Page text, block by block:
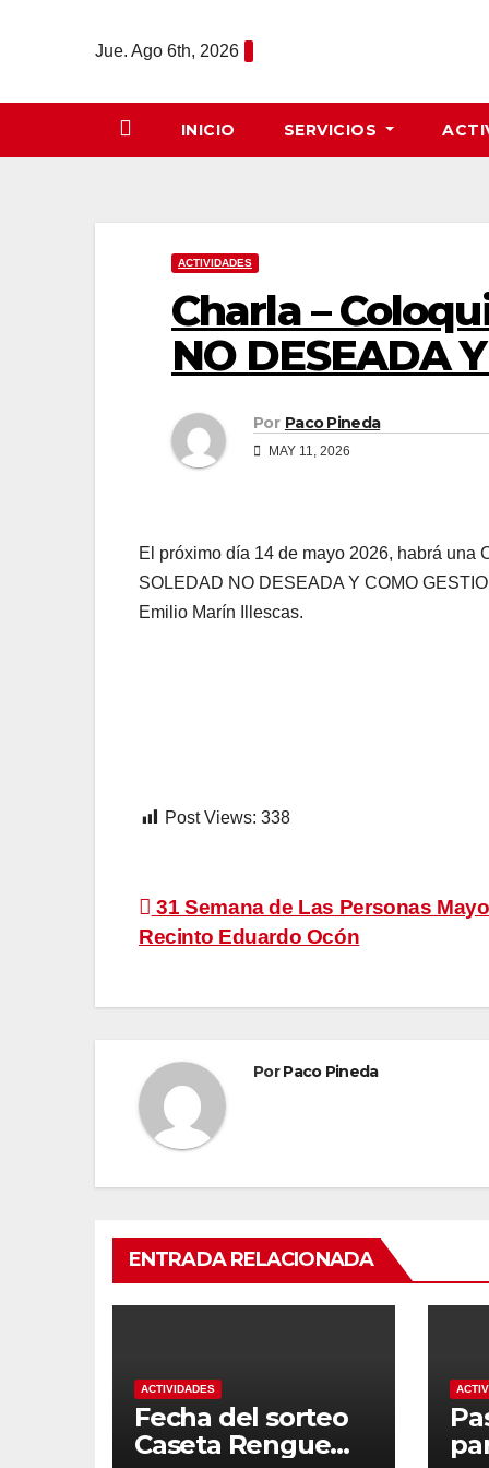
Jue. Ago 6th, 2026
INICIO SERVICIOS
ACTIVIDADES
Charla –
NO DESEADA
Por Paco Pineda
MAY 11, 2026
El próximo día 14 de mayo 2026, habrá una
SOLEDAD NO DESEADA Y COMO
Emilio Marín Illescas.
Post Views: 338
Navegación
de
entradas
31 Semana de Las Personas
Recinto Eduardo Ocón
PorPaco Pineda
ENTRADA RELACIONADA
ACTIVIDADES
Fecha del sorteo
Caseta Rengue